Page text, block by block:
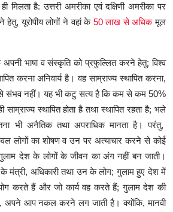
मिलता है: उत्तरी अमरीका एवं दक्षिणी अमरीका पर
हेतु, यूरोपीय लोगों ने वहां के 50 लाख से अधिकमूल
अपनी भाषा व संस्कृति को प्रफुल्लित करने हेतु; विश्व
करना अनिवार्य है। वह साम्राज्य स्थापित करना,
से संभव नहीं। यह भी कटु सत्य है कि कम से कम 50%
स्थापित होता है तथा स्थापित रहता है; भले
भी अनैतिक तथा अपराधिक मानता है। परंतु,
लोगों का शोषण व उन पर अत्याचार करने से कोई
देश के लोगों के जीवन का अंग नहीं बन जाती।
मंत्री, अधिकारी तथा उन के लोग; गुलाम हुए देश में
करते हैं और जो कार्य वह करते हैं; गुलाम देश की
अपने आप नकल करने लग जाती है। क्योंकि, मानवी